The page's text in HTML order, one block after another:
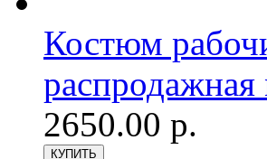
Костюм
2650.00 р.